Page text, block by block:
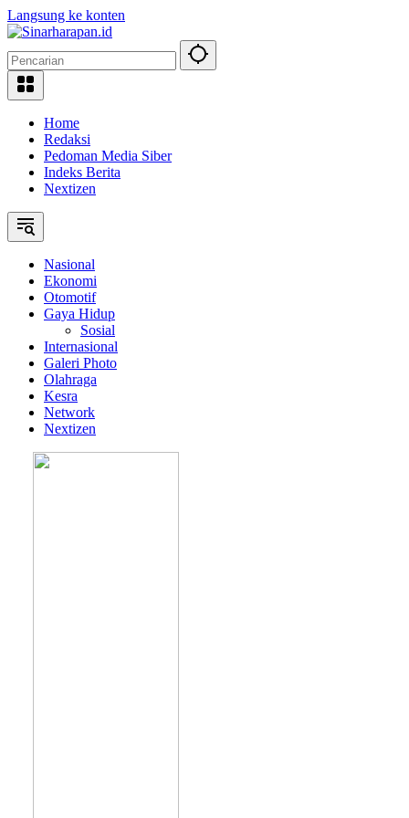
Langsung ke konten
Home
Redaksi
Pedoman Media Siber
Indeks Berita
Nextizen
Nasional
Ekonomi
Otomotif
Gaya Hidup
Sosial
Internasional
Galeri Photo
Olahraga
Kesra
Network
Nextizen